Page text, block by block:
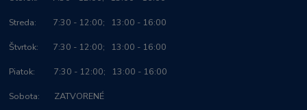
Streda: 7:30 - 12:00; 13:00 - 16:00
Štvrtok: 7:30 - 12:00; 13:00 - 16:00
Piatok: 7:30 - 12:00; 13:00 - 16:00
Sobota: ZATVORENÉ